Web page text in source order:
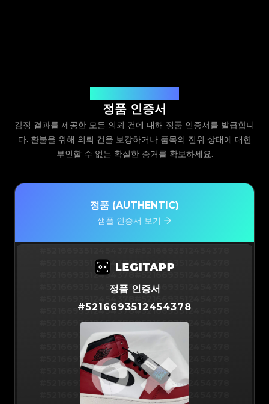
정품 인증서
감정 결과를 제공한 모든 의뢰 건에 대해 정품 인증서를 발급합니
다. 환불을 위해 의뢰 건을 보강하거나 품목의 진위 상태에 대한
부인할 수 없는 확실한 증거를 확보하세요.
정품 (AUTHENTIC)
샘플 인증서 보기
#5216693512454378#5216693512454378
#5216693512454378#5216693512454378
#5216693512454378#5216693512454378
#5216693512454378#5216693512454378
#5216693512454378#5216693512454378
#5216693512454378#5216693512454378
#5216693512454378
#5216693512454378
#5216693512454378#5216693512454378
#5216693512454378#5216693512454378
#5216693512454378#5216693512454378
#5216693512454378
#5216693512454378
정품 인증서
#5216693512454378